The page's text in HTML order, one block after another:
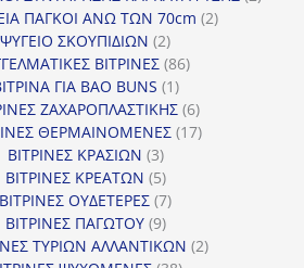
ΠΑΓΚΟΙ ΑΝΩ ΤΩΝ 70cm 22
ΨΥΓΕΙΟ ΣΚΟΥΠΙΔΙΩΝ 22
προϊόντα
ΒΙΤΡΙΝΕΣ 8686
ΓΙΑ BAO BUNS 11
προϊόν
ΖΑΧΑΡΟΠΛΑΣΤΙΚΗΣ 66
προϊόντα
ΘΕΡΜΑΙΝΟΜΕΝΕΣ 1717
ΒΙΤΡΙΝΕΣ ΚΡΑΣΙΩΝ 33
προϊόντα
ΒΙΤΡΙΝΕΣ ΚΡΕΑΤΩΝ 55
προϊόντα
ΒΙΤΡΙΝΕΣ ΟΥΔΕΤΕΡΕΣ 77
ΒΙΤΡΙΝΕΣ ΠΑΓΩΤΟΥ 99
προϊόντα
ΤΥΡΙΩΝ ΑΛΛΑΝΤΙΚΩΝ 22